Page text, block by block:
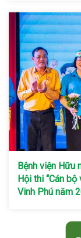
Bệnh viện Hữu
Hội thi “Cán
Vinh Phú năm